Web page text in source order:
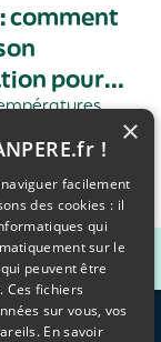
comment
pour
la
30 °C, l'appétit
C'est une
d'énergie pour
Faut-il
des repas ?
privilégier ? Une
permet
×
!
facilement
des cookies : il
qui
sur le
peuvent être
Ces fichiers
sur vous, vos
En savoir